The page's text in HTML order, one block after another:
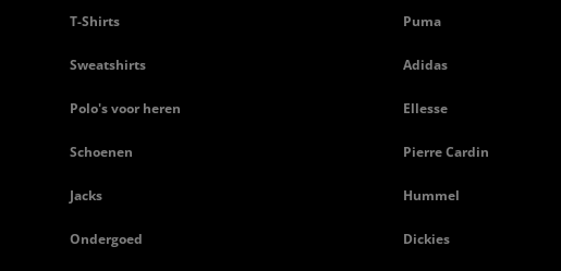
T-Shirts
Sweatshirts
Polo's voor heren
Schoenen
Jacks
Ondergoed
Puma
Adidas
Ellesse
Pierre Cardin
Hummel
Dickies